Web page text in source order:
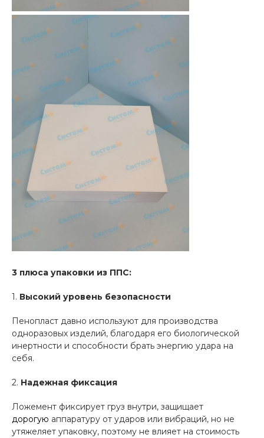
3 плюса упаковки из ППС:
1. Высокий уровень безопасности
Пенопласт давно используют для производства
одноразовых изделий, благодаря его биологической
инертности и способности брать энергию удара на
себя.
2. Надежная фиксация
Ложемент фиксирует груз внутри, защищает
дорогую аппаратуру от ударов или вибраций, но не
утяжеляет упаковку, поэтому не влияет на стоимость